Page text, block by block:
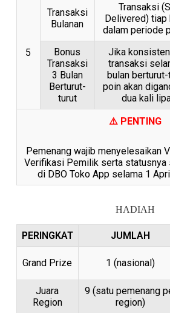
5
Transaksi
Bulanan
Transaksi
Delivered) tiap
dalam periode
Bonus
Transaksi
3 Bulan
Berturut-
turut
Jika
transaksi
bulan berturut-
poin akan
dua kali
⚠️ PENTING
Pemenang wajib menyelesaikan
Verifikasi Pemilik serta statusnya
di DBO Toko App selama 1
HADIAH
PERINGKAT JUMLAH
Grand Prize 1 (nasional)
Juara
Region
9 (satu pemenang
region)